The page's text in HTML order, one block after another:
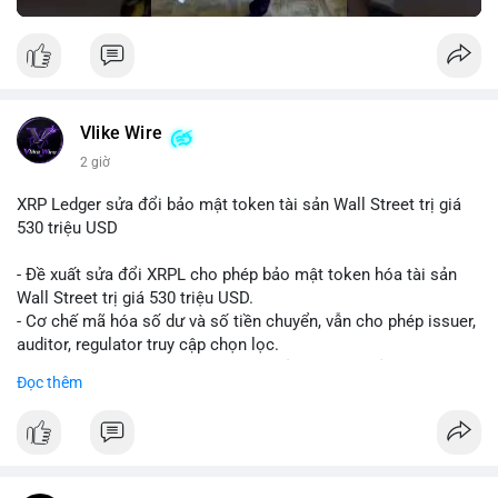
Vlike Wire
2 giờ
XRP Ledger sửa đổi bảo mật token tài sản Wall Street trị giá
530 triệu USD
- Đề xuất sửa đổi XRPL cho phép bảo mật token hóa tài sản
Wall Street trị giá 530 triệu USD.
- Cơ chế mã hóa số dư và số tiền chuyển, vẫn cho phép issuer,
auditor, regulator truy cập chọn lọc.
tài chính.
chức tài chính.
Đọc thêm